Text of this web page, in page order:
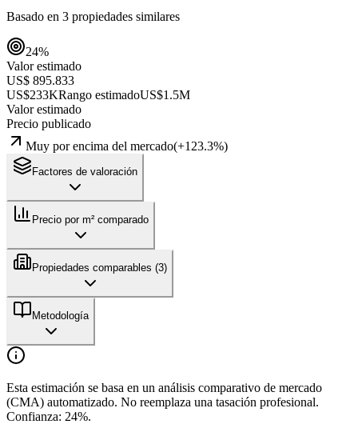
Basado en 3 propiedades similares
24%
Valor estimado
US$ 895.833
US$233KRango estimadoUS$1.5M
Valor estimado
Precio publicado
Muy por encima del mercado(+123.3%)
Factores de valoración
Precio por m² comparado
Propiedades comparables (3)
Metodología
Esta estimación se basa en un análisis comparativo de mercado
(CMA) automatizado. No reemplaza una tasación profesional.
Confianza: 24%.